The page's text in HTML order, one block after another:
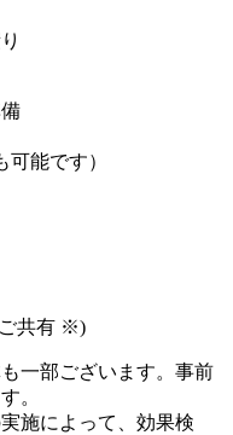
可能です）
共有 ※)
一部ございます。事前
。
施によって、効果検